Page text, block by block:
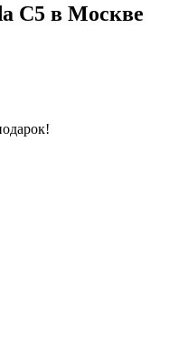
C5 в Москве